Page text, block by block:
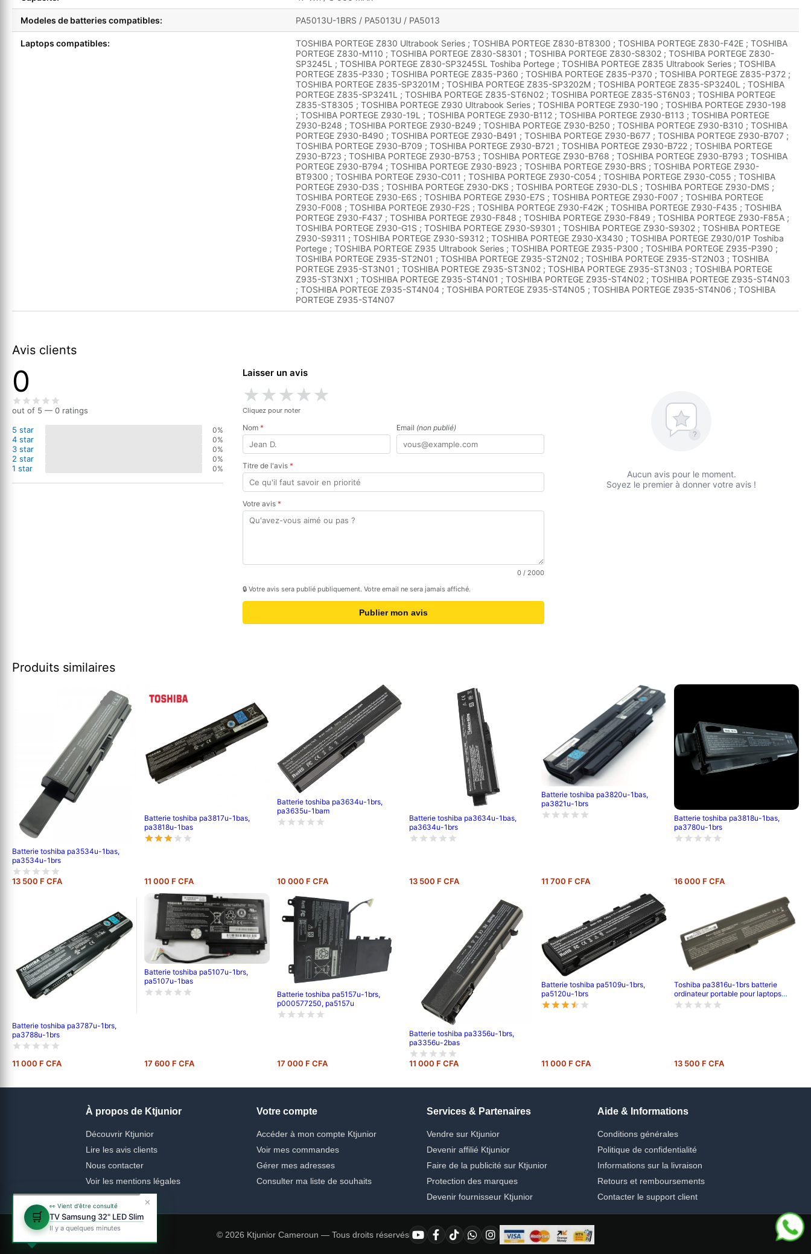
Modeles de batteries compatibles: PA5013U-1BRS / PA5013U / PA5013
Laptops compatibles:
TOSHIBA PORTEGE Z830 Ultrabook Series ; TOSHIBA PORTEGE Z830-BT8300 ; TOSHIBA PORTEGE Z830-F42E ; TOSHIBA
PORTEGE Z830-M110 ; TOSHIBA PORTEGE Z830-S8301 ; TOSHIBA PORTEGE Z830-S8302 ; TOSHIBA PORTEGE Z830-
SP3245L ; TOSHIBA PORTEGE Z830-SP3245SL Toshiba Portege ; TOSHIBA PORTEGE Z835 Ultrabook Series ; TOSHIBA
PORTEGE Z835-P330 ; TOSHIBA PORTEGE Z835-P360 ; TOSHIBA PORTEGE Z835-P370 ; TOSHIBA PORTEGE Z835-P372 ;
TOSHIBA PORTEGE Z835-SP3201M ; TOSHIBA PORTEGE Z835-SP3202M ; TOSHIBA PORTEGE Z835-SP3240L ; TOSHIBA
PORTEGE Z835-SP3241L ; TOSHIBA PORTEGE Z835-ST6N02 ; TOSHIBA PORTEGE Z835-ST6N03 ; TOSHIBA PORTEGE
Z835-ST8305 ; TOSHIBA PORTEGE Z930 Ultrabook Series ; TOSHIBA PORTEGE Z930-190 ; TOSHIBA PORTEGE Z930-198
; TOSHIBA PORTEGE Z930-19L ; TOSHIBA PORTEGE Z930-B112 ; TOSHIBA PORTEGE Z930-B113 ; TOSHIBA PORTEGE
Z930-B248 ; TOSHIBA PORTEGE Z930-B249 ; TOSHIBA PORTEGE Z930-B250 ; TOSHIBA PORTEGE Z930-B310 ; TOSHIBA
PORTEGE Z930-B490 ; TOSHIBA PORTEGE Z930-B491 ; TOSHIBA PORTEGE Z930-B677 ; TOSHIBA PORTEGE Z930-B707 ;
TOSHIBA PORTEGE Z930-B709 ; TOSHIBA PORTEGE Z930-B721 ; TOSHIBA PORTEGE Z930-B722 ; TOSHIBA PORTEGE
Z930-B723 ; TOSHIBA PORTEGE Z930-B753 ; TOSHIBA PORTEGE Z930-B768 ; TOSHIBA PORTEGE Z930-B793 ; TOSHIBA
PORTEGE Z930-B794 ; TOSHIBA PORTEGE Z930-B923 ; TOSHIBA PORTEGE Z930-BRS ; TOSHIBA PORTEGE Z930-
BT9300 ; TOSHIBA PORTEGE Z930-C011 ; TOSHIBA PORTEGE Z930-C054 ; TOSHIBA PORTEGE Z930-C055 ; TOSHIBA
PORTEGE Z930-D3S ; TOSHIBA PORTEGE Z930-DKS ; TOSHIBA PORTEGE Z930-DLS ; TOSHIBA PORTEGE Z930-DMS ;
TOSHIBA PORTEGE Z930-E6S ; TOSHIBA PORTEGE Z930-E7S ; TOSHIBA PORTEGE Z930-F007 ; TOSHIBA PORTEGE
Z930-F008 ; TOSHIBA PORTEGE Z930-F2S ; TOSHIBA PORTEGE Z930-F42K ; TOSHIBA PORTEGE Z930-F435 ; TOSHIBA
PORTEGE Z930-F437 ; TOSHIBA PORTEGE Z930-F848 ; TOSHIBA PORTEGE Z930-F849 ; TOSHIBA PORTEGE Z930-F85A ;
TOSHIBA PORTEGE Z930-G1S ; TOSHIBA PORTEGE Z930-S9301 ; TOSHIBA PORTEGE Z930-S9302 ; TOSHIBA PORTEGE
Z930-S9311 ; TOSHIBA PORTEGE Z930-S9312 ; TOSHIBA PORTEGE Z930-X3430 ; TOSHIBA PORTEGE Z930/01P Toshiba
Portege ; TOSHIBA PORTEGE Z935 Ultrabook Series ; TOSHIBA PORTEGE Z935-P300 ; TOSHIBA PORTEGE Z935-P390 ;
TOSHIBA PORTEGE Z935-ST2N01 ; TOSHIBA PORTEGE Z935-ST2N02 ; TOSHIBA PORTEGE Z935-ST2N03 ; TOSHIBA
PORTEGE Z935-ST3N01 ; TOSHIBA PORTEGE Z935-ST3N02 ; TOSHIBA PORTEGE Z935-ST3N03 ; TOSHIBA PORTEGE
Z935-ST3NX1 ; TOSHIBA PORTEGE Z935-ST4N01 ; TOSHIBA PORTEGE Z935-ST4N02 ; TOSHIBA PORTEGE Z935-ST4N03
; TOSHIBA PORTEGE Z935-ST4N04 ; TOSHIBA PORTEGE Z935-ST4N05 ; TOSHIBA PORTEGE Z935-ST4N06 ; TOSHIBA
PORTEGE Z935-ST4N07
Avis clients
0
out of 5 — 0 ratings
5 star
0%
4 star 0%
3 star 0%
2 star 0%
1 star 0%
Laisser un avis
★★★★★
Cliquez pour noter
Nom * Email (non publié)
Titre de l'avis *
Votre avis *
0 / 2000
🔒 Votre avis sera publié publiquement. Votre email ne sera jamais affiché.
Publier mon avis
?
Aucun avis pour le moment.
Soyez le premier à donner votre avis !
Produits similaires
Batterie toshiba pa3534u-1bas,
pa3534u-1brs
13 500 F CFA
Batterie toshiba pa3817u-1bas,
pa3818u-1bas
11 000 F CFA
Batterie toshiba pa3634u-1brs,
pa3635u-1bam
10 000 F CFA
Batterie toshiba pa3634u-1bas,
pa3634u-1brs
13 500 F CFA
Batterie toshiba pa3820u-1bas,
pa3821u-1brs
11 700 F CFA
Batterie toshiba pa3818u-1bas,
pa3780u-1brs
16 000 F CFA
Batterie toshiba pa3787u-1brs,
pa3788u-1brs
11 000 F CFA
Batterie toshiba pa5107u-1brs,
pa5107u-1bas
17 600 F CFA
Batterie toshiba pa5157u-1brs,
p000577250, pa5157u
17 000 F CFA
Batterie toshiba pa3356u-1brs,
pa3356u-2bas
11 000 F CFA
Batterie toshiba pa5109u-1brs,
pa5120u-1brs
11 000 F CFA
Toshiba pa3816u-1brs batterie
ordinateur portable pour laptops
toshiba l650, toshiba l650d; toshiba
13 500 F CFA
À propos de Ktjunior
Découvrir Ktjunior
Lire les avis clients
Nous contacter
Voir les mentions légales
Votre compte
Accéder à mon compte Ktjunior
Voir mes commandes
Gérer mes adresses
Consulter ma liste de souhaits
Services & Partenaires
Vendre sur Ktjunior
Devenir affilié Ktjunior
Faire de la publicité sur Ktjunior
Protection des marques
Devenir fournisseur Ktjunior
Aide & Informations
Conditions générales
Politique de confidentialité
Informations sur la livraison
Retours et remboursements
Contacter le support client
© 2026 Ktjunior Cameroun — Tous droits réservés
🛒
👀 Vient d'être consulté
TV Samsung 32" LED Slim
Il y a quelques minutes
✕